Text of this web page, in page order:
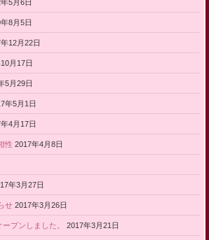
5月6日
8月5日
12月22日
月17日
5月29日
年5月1日
4月17日
性 2017年4月8日
年3月27日
せ 2017年3月26日
プンしました。 2017年3月21日